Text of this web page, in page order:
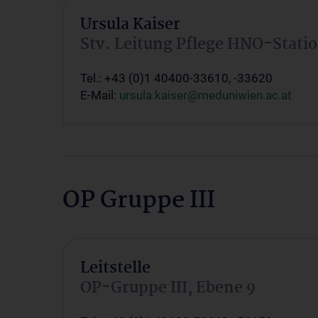
Ursula Kaiser
Stv. Leitung Pflege HNO-
Tel.: +43 (0)1 40400-33610, -33620
E-Mail: ursula.kaiser@meduniwien.ac.at
OP Gruppe III
Leitstelle
OP-Gruppe III, Ebene 9